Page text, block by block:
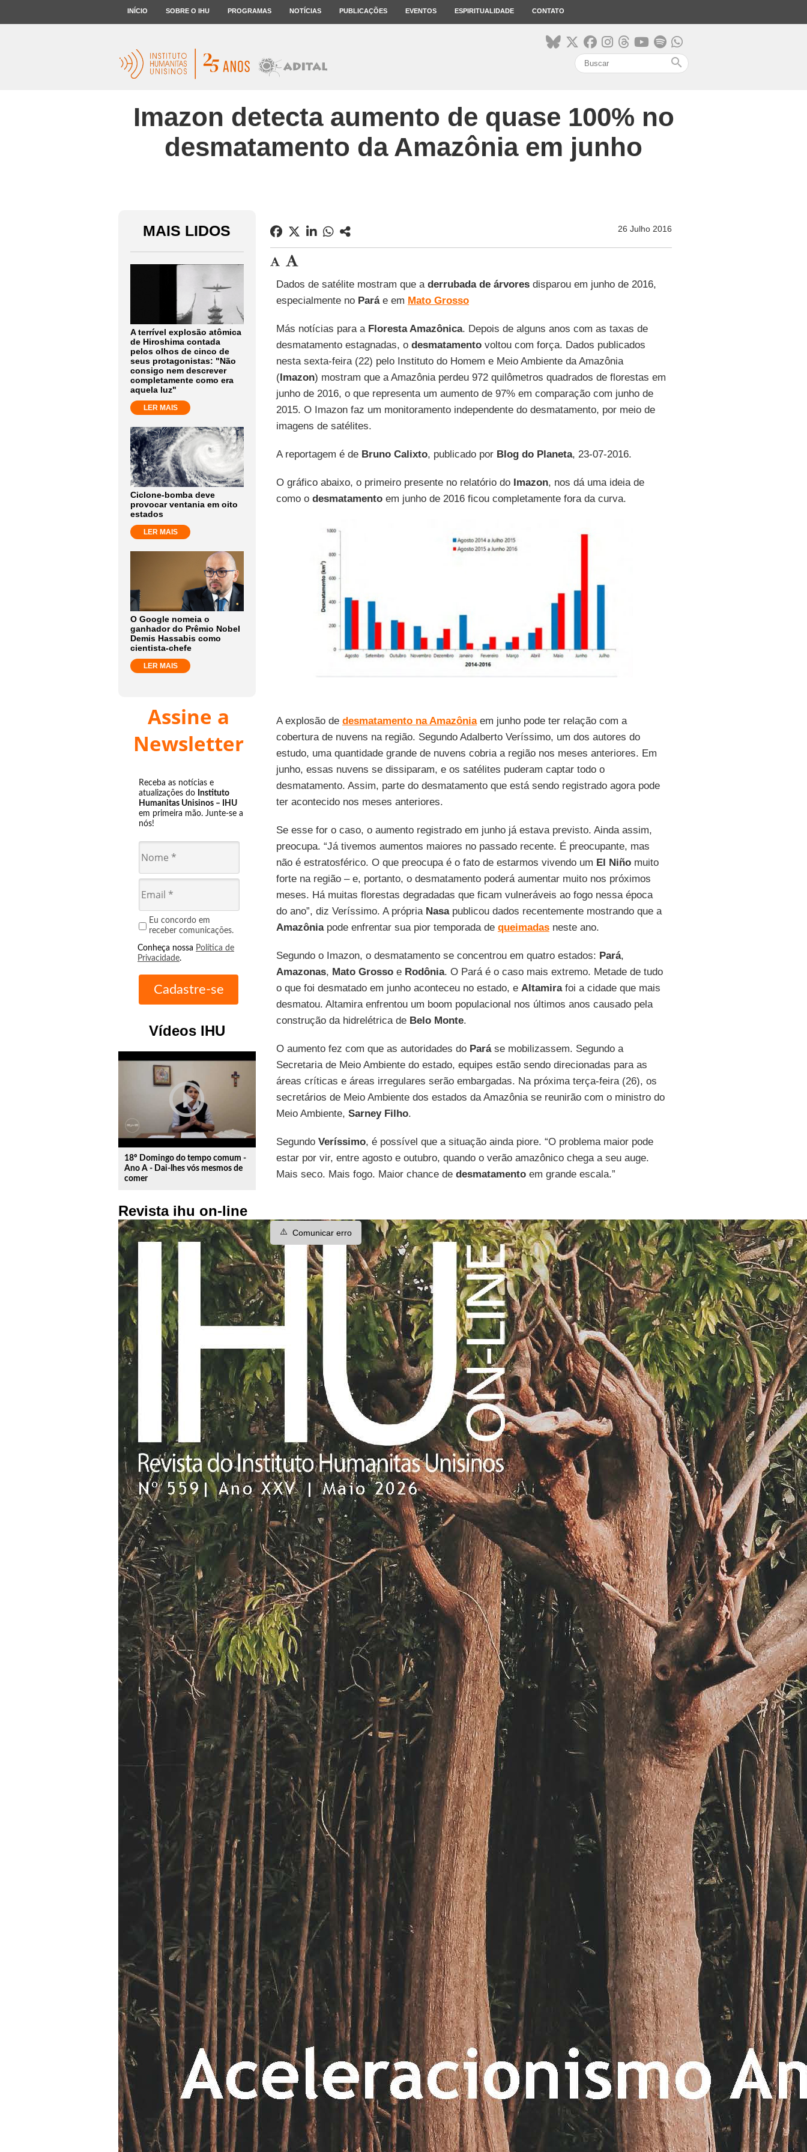
INÍCIO SOBRE O IHU PROGRAMAS NOTÍCIAS PUBLICAÇÕES EVENTOS ESPIRITUALIDADE CONTATO
search
Imazon detecta aumento de quase 100% no
desmatamento da Amazônia em junho
MAIS LIDOS
A terrível explosão atômica
de Hiroshima contada
pelos olhos de cinco de
seus protagonistas: "Não
consigo nem descrever
completamente como era
aquela luz"
LER MAIS
Ciclone-bomba deve
provocar ventania em oito
estados
LER MAIS
O Google nomeia o
ganhador do Prêmio Nobel
Demis Hassabis como
cientista-chefe
LER MAIS
Assine a
Newsletter
Receba as notícias e
atualizações do Instituto
Humanitas Unisinos – IHU
em primeira mão. Junte-se a
nós!
Eu concordo em
receber comunicações.
Conheça nossa Política de
Privacidade.
Vídeos IHU
play_circle_outline
18º Domingo do tempo comum -
Ano A - Dai-lhes vós mesmos de
comer
Revista ihu on-line
26 Julho 2016
Dados de satélite mostram que aderrubada de árvoresdisparou em junho de 2016,
especialmente no Paráe em Mato Grosso
Más notícias para a Floresta Amazônica. Depois de alguns anos com as taxas de
desmatamento estagnadas, o desmatamentovoltou com força. Dados publicados
nesta sexta-feira (22) pelo Instituto do Homem e Meio Ambiente da Amazônia
(Imazon) mostram que a Amazônia perdeu 972 quilômetros quadrados de florestas em
junho de 2016, o que representa um aumento de 97% em comparação com junho de
2015. O Imazon faz um monitoramento independente do desmatamento, por meio de
imagens de satélites.
A reportagem é de Bruno Calixto, publicado porBlog do Planeta, 23-07-2016.
O gráfico abaixo, o primeiro presente no relatório do Imazon, nos dá uma ideia de
como o desmatamentoem junho de 2016 ficou completamente fora da curva.
A explosão de desmatamento na Amazôniaem junho pode ter relação com a
cobertura de nuvens na região. Segundo Adalberto Veríssimo, um dos autores do
estudo, uma quantidade grande de nuvens cobria a região nos meses anteriores. Em
junho, essas nuvens se dissiparam, e os satélites puderam captar todo o
desmatamento. Assim, parte do desmatamento que está sendo registrado agora pode
ter acontecido nos meses anteriores.
Se esse for o caso, o aumento registrado em junho já estava previsto. Ainda assim,
preocupa. “Já tivemos aumentos maiores no passado recente. É preocupante, mas
não é estratosférico. O que preocupa é o fato de estarmos vivendo um El Niñomuito
forte na região – e, portanto, o desmatamento poderá aumentar muito nos próximos
meses. Há muitas florestas degradadas que ficam vulneráveis ao fogo nessa época
do ano”, diz Veríssimo. A própria Nasapublicou dados recentemente mostrando que a
Amazôniapode enfrentar sua pior temporada de queimadasneste ano.
Segundo o Imazon, o desmatamento se concentrou em quatro estados: Pará,
Amazonas, Mato Grossoe Rodônia. O Pará é o caso mais extremo. Metade de tudo
o que foi desmatado em junho aconteceu no estado, e Altamirafoi a cidade que mais
desmatou. Altamira enfrentou um boom populacional nos últimos anos causado pela
construção da hidrelétrica de Belo Monte.
O aumento fez com que as autoridades do Paráse mobilizassem. Segundo a
Secretaria de Meio Ambiente do estado, equipes estão sendo direcionadas para as
áreas críticas e áreas irregulares serão embargadas. Na próxima terça-feira (26), os
secretários de Meio Ambiente dos estados da Amazônia se reunirão com o ministro do
Meio Ambiente, Sarney Filho.
Segundo Veríssimo, é possível que a situação ainda piore. “O problema maior pode
estar por vir, entre agosto e outubro, quando o verão amazônico chega a seu auge.
Mais seco. Mais fogo. Maior chance de desmatamentoem grande escala.”
⚠️ Comunicar erro